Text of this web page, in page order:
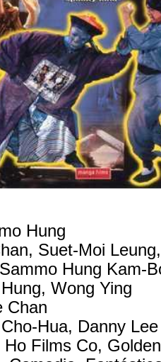
Hung
Suet-Moi
Hung Kam-
Wong Ying
Chan
Hua, Danny Lee
Films Co,